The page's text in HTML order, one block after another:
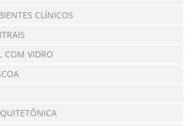
CLÍNICOS
COM VIDRO